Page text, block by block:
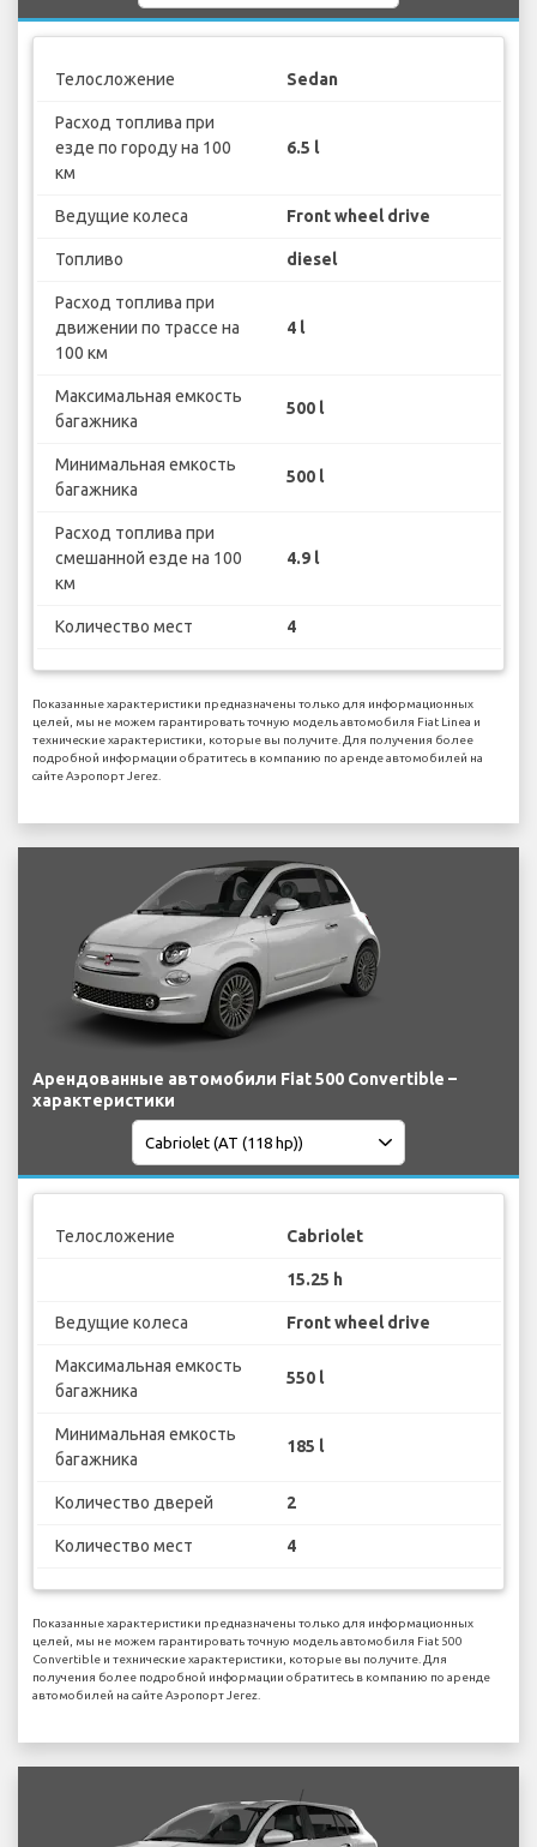
Телосложение Sedan
Расход топлива при
езде по городу на 100
км
6.5 l
Ведущие колеса Front wheel drive
Топливо diesel
Расход топлива при
движении по трассе на
100 км
4 l
Максимальная емкость
багажника
500 l
Минимальная емкость
багажника
500 l
Расход топлива при
смешанной езде на 100
км
4.9 l
Количество мест 4
Показанные характеристики предназначены только для информационных
целей, мы не можем гарантировать точную модель автомобиля Fiat Linea и
технические характеристики, которые вы получите. Для получения более
подробной информации обратитесь в компанию по аренде автомобилей на
сайте Аэропорт Jerez.
Арендованные автомобили Fiat 500 Convertible –
характеристики
Телосложение Cabriolet
15.25 h
Ведущие колеса Front wheel drive
Максимальная емкость
багажника
550 l
Минимальная емкость
багажника
185 l
Количество дверей 2
Количество мест 4
Показанные характеристики предназначены только для информационных
целей, мы не можем гарантировать точную модель автомобиля Fiat 500
Convertible и технические характеристики, которые вы получите. Для
получения более подробной информации обратитесь в компанию по аренде
автомобилей на сайте Аэропорт Jerez.